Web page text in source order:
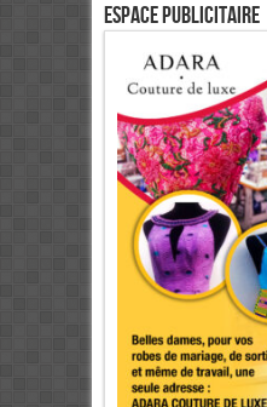
ESPACE PUBLICITAIRE